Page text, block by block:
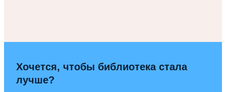
Хочется, чтобы библиотека стала
лучше?